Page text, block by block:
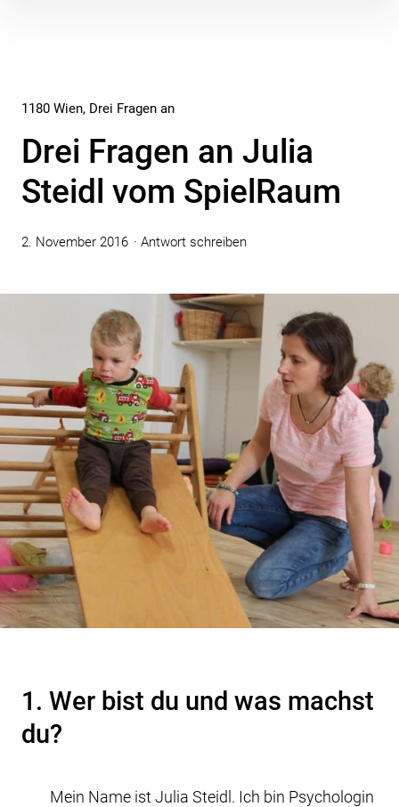
1180 Wien Drei Fragen an
Drei Fragen an Julia
Steidl vom SpielRaum
2. November 2016 Antwort schreiben
1. Wer bist du und was machst
du?
Mein Name ist Julia Steidl. Ich bin Psychologin